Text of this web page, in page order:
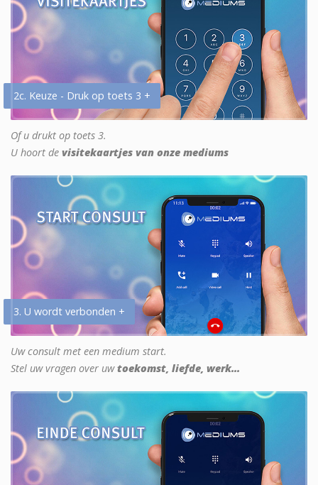
2c. Keuze - Druk op toets 3 +
Of u drukt op toets 3.
U hoort de visitekaartjes van onze mediums
3. U wordt verbonden +
Uw consult met een medium start.
Stel uw vragen over uwtoekomst, liefde, werk...